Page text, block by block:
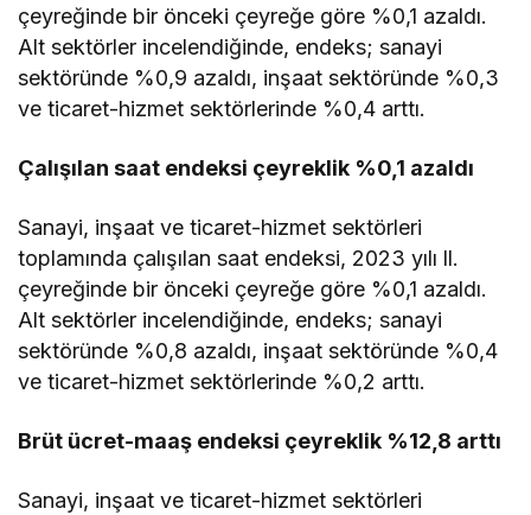
çeyreğinde bir önceki çeyreğe göre %0,1 azaldı.
Alt sektörler incelendiğinde, endeks; sanayi
sektöründe %0,9 azaldı, inşaat sektöründe %0,3
ve ticaret-hizmet sektörlerinde %0,4 arttı.
Çalışılan saat endeksi çeyreklik %0,1 azaldı
Sanayi, inşaat ve ticaret-hizmet sektörleri
toplamında çalışılan saat endeksi, 2023 yılı ll.
çeyreğinde bir önceki çeyreğe göre %0,1 azaldı.
Alt sektörler incelendiğinde, endeks; sanayi
sektöründe %0,8 azaldı, inşaat sektöründe %0,4
ve ticaret-hizmet sektörlerinde %0,2 arttı.
Brüt ücret-maaş endeksi çeyreklik %12,8 arttı
Sanayi, inşaat ve ticaret-hizmet sektörleri